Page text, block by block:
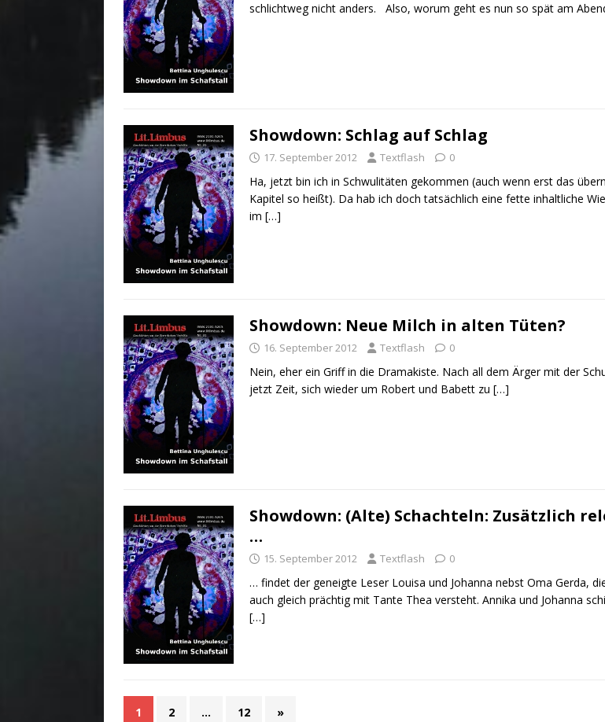
schlichtweg nicht anders. Also, worum geht es nun so spät am
Showdown: Schlag auf Schlag
17. September 2012 Textflash 0
Ha, jetzt bin ich in Schwulitäten gekommen (auch wenn erst das
Kapitel so heißt). Da hab ich doch tatsächlich eine fette inhaltliche
im […]
Showdown: Neue Milch in alten Tüten?
16. September 2012 Textflash 0
Nein, eher ein Griff in die Dramakiste. Nach all dem Ärger mit der
jetzt Zeit, sich wieder um Robert und Babett zu […]
Showdown: (Alte) Schachteln: Zusätzlich
…
15. September 2012 Textflash 0
… findet der geneigte Leser Louisa und Johanna nebst Oma Gerda,
auch gleich prächtig mit Tante Thea versteht. Annika und Johanna
[…]
1 2 … 12 »